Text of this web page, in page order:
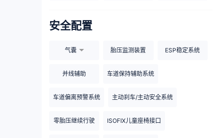
安全配置
气囊 胎压监测装置 ESP稳定系统
并线辅助 车道保持辅助系统
车道偏离预警系统 主动刹车/主动安全系统
零胎压继续行驶 ISOFIX儿童座椅接口